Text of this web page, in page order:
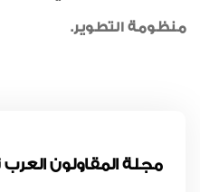
منظومة التطوير.